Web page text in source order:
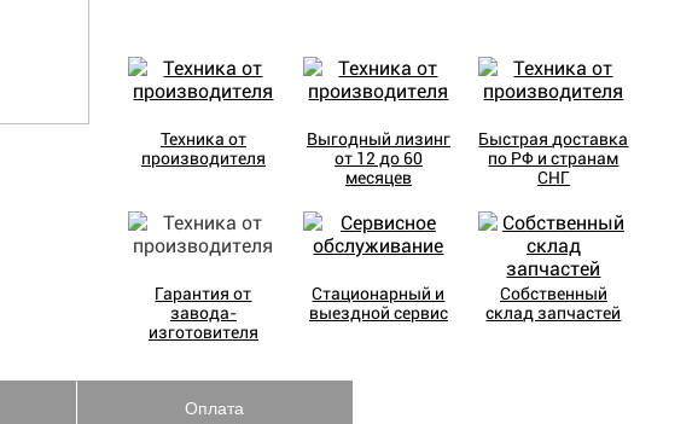
Техника от
производителя
Выгодный лизинг
от 12 до 60
месяцев
Быстрая доставка
по РФ и странам
СНГ
Гарантия от
завода-
изготовителя
Стационарный и
выездной сервис
Собственный
склад запчастей
Оплата